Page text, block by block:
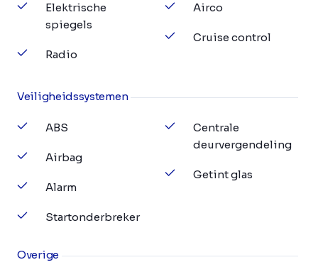
Elektrische
spiegels
Radio
Airco
Cruise control
Veiligheidssystemen
ABS
Airbag
Alarm
Startonderbreker
Centrale
deurvergendeling
Getint glas
Overige